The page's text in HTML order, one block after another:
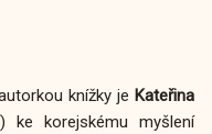
knížky je Kateřina
ke korejskému myšlení